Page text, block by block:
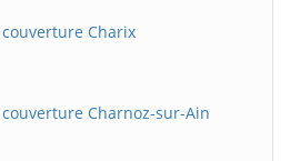
Charix
Charnoz-sur-Ain